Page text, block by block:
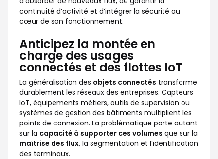
continuité d’activité et d’intégrer la sécurité au
cœur de son fonctionnement.
Anticipez la montée en
charge des usages
connectés et des flottes IoT
La généralisation des objets connectés transforme
durablement les réseaux des entreprises. Capteurs
IoT, équipements métiers, outils de supervision ou
systèmes de gestion des bâtiments multiplient les
points de connexion. La problématique porte autant
sur la capacité à supporter ces volumes que sur la
maîtrise des flux, la segmentation et l’identification
des terminaux.